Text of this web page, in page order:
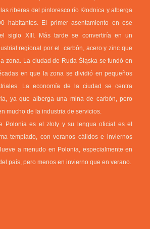
riberas del pintoresco río Kłodnica y alberga
habitantes. El primer asentamiento en ese
siglo XIII. Más tarde se convertiría en un
regional por el carbón, acero y zinc que
zona. La ciudad de Ruda Śląska se fundó en
en que la zona se dividió en pequeños
La economía de la ciudad se centra
ya que alberga una mina de carbón, pero
mucho de la industria de servicios.
Polonia es el złoty y su lengua oficial es el
templado, con veranos cálidos e inviernos
a menudo en Polonia, especialmente en
país, pero menos en invierno que en verano.